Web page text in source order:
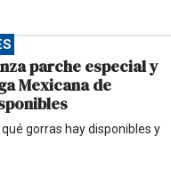
parche especial y
Mexicana de
gorras hay disponibles y